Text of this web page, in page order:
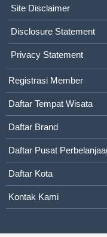
Site Disclaimer
Disclosure Statement
Privacy Statement
Registrasi Member
Daftar Tempat Wisata
Daftar Brand
Daftar Pusat
Daftar Kota
Kontak Kami